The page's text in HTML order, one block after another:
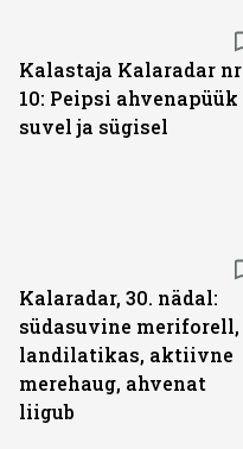
Kalastaja Kalaradar nr
10: Peipsi ahvenapüük
suvel ja sügisel
Kalaradar, 30. nädal:
südasuvine meriforell,
landilatikas, aktiivne
merehaug, ahvenat
liigub